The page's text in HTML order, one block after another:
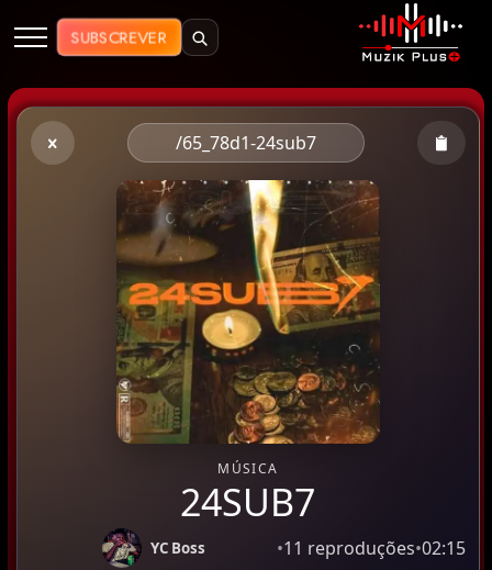
Muzik Plus AO - Streaming de
SUBSCREVER
/65_78d1-24sub7
MÚSICA
24SUB7
YC Boss •11 reproduções•02:15